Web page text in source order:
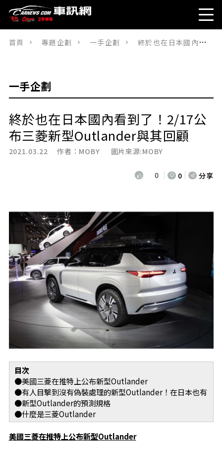
首頁 專題企劃 一手企劃 終於也在日本國內看到了！2/17公布三菱新型Outlander與其回顧
一手企劃
終於也在日本國內看到了！2/17公
布三菱新型Outlander與其回顧
2021.03.22 作者： MOBY 圖片來源:MOBY
0 0 分享
目次
●美國三菱在推特上公布新型Outlander
●有人目擊到沒有偽裝處理的新型Outlander！在日本也有
●新型Outlander的預測規格
●什麼是三菱Outlander
美國三菱在推特上公布新型Outlander